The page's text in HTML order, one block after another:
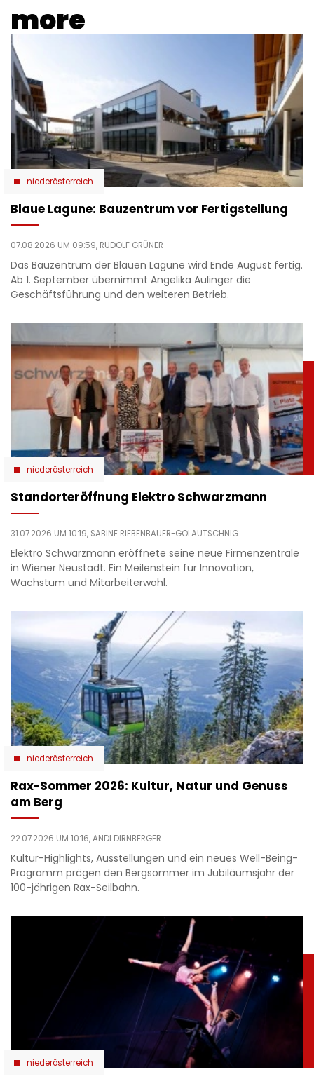
more
niederösterreich
Blaue Lagune: Bauzentrum vor Fertigstellung
07.08.2026 UM 09:59, RUDOLF GRÜNER
Das Bauzentrum der Blauen Lagune wird Ende August fertig.
Ab 1. September übernimmt Angelika Aulinger die
Geschäftsführung und den weiteren Betrieb.
niederösterreich
Standorteröffnung Elektro Schwarzmann
31.07.2026 UM 10:19, SABINE RIEBENBAUER-GOLAUTSCHNIG
Elektro Schwarzmann eröffnete seine neue Firmenzentrale
in Wiener Neustadt. Ein Meilenstein für Innovation,
Wachstum und Mitarbeiterwohl.
niederösterreich
Rax-Sommer 2026: Kultur, Natur und Genuss
am Berg
22.07.2026 UM 10:16,ANDI DIRNBERGER
Kultur-Highlights, Ausstellungen und ein neues Well-Being-
Programm prägen den Bergsommer im Jubiläumsjahr der
100-jährigen Rax-Seilbahn.
niederösterreich